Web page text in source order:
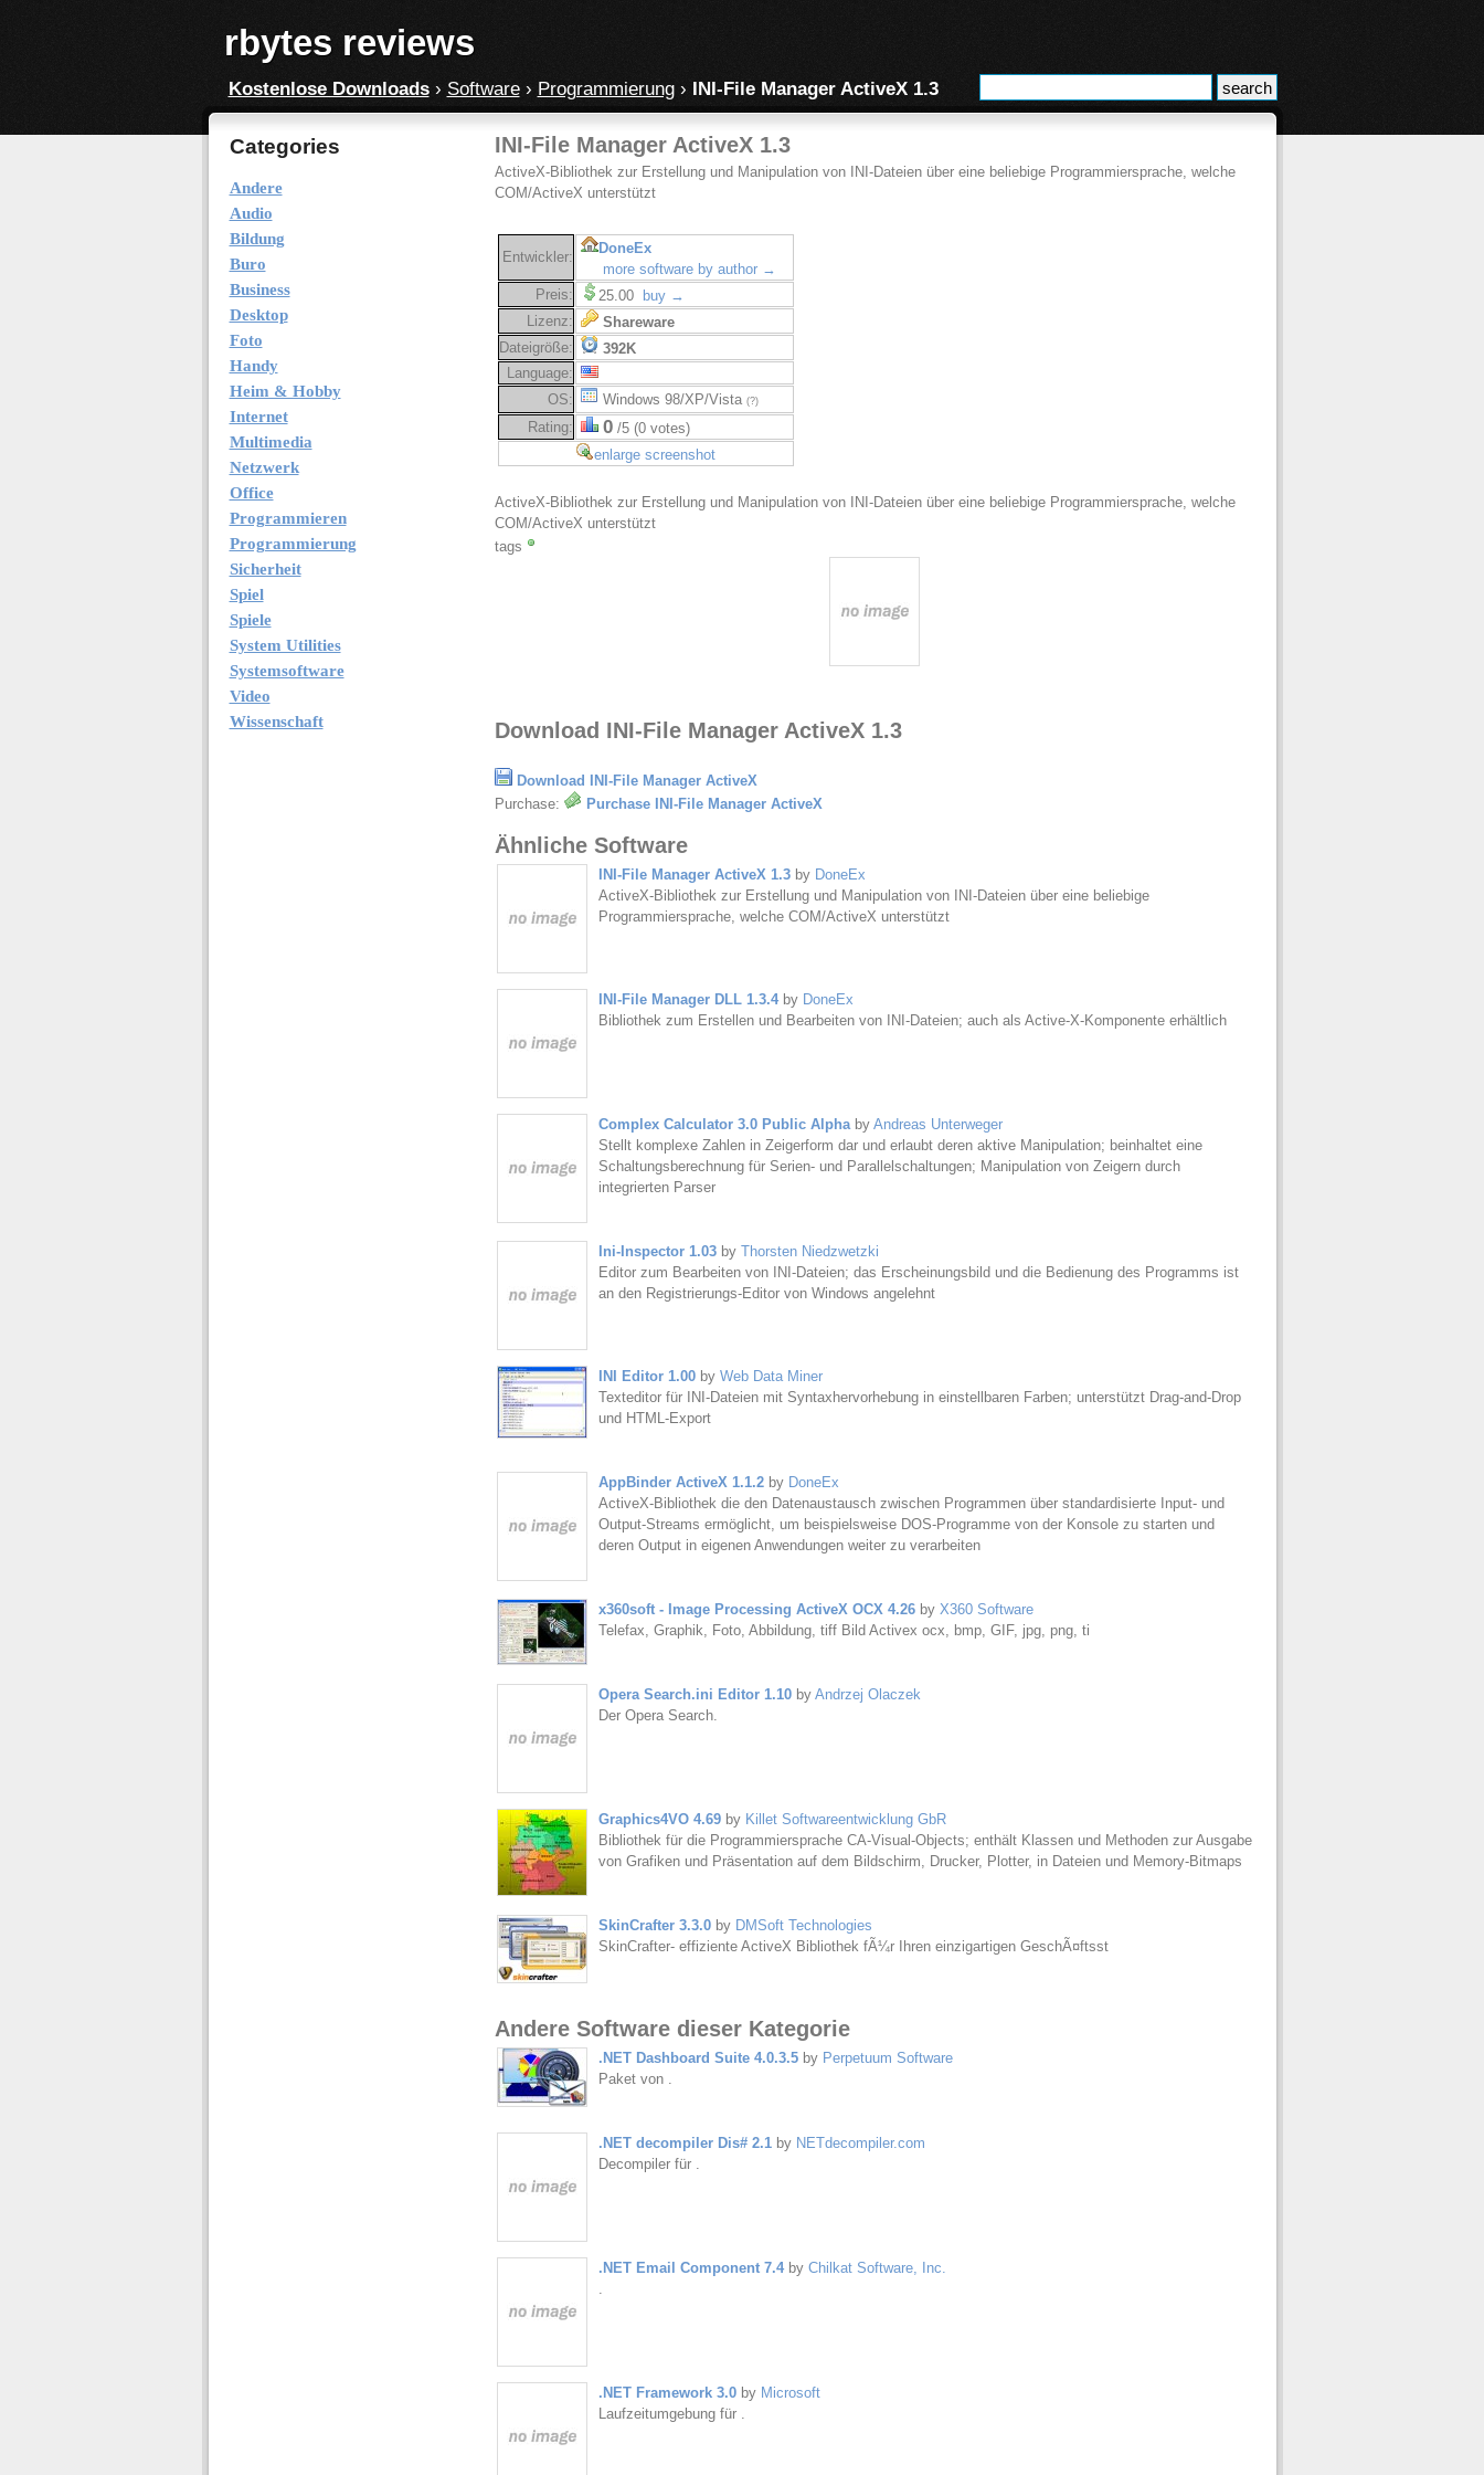
rbytes reviews
Kostenlose Downloads› Software› Programmierung› INI-File Manager ActiveX 1.3
Categories
Andere
Audio
Bildung
Buro
Business
Desktop
Foto
Handy
Heim & Hobby
Internet
Multimedia
Netzwerk
Office
Programmieren
Programmierung
Sicherheit
Spiel
Spiele
System Utilities
Systemsoftware
Video
Wissenschaft
INI-File Manager ActiveX 1.3
ActiveX-Bibliothek zur Erstellung und Manipulation von INI-Dateien über eine beliebige Programmiersprache, welche
COM/ActiveX unterstützt
Entwickler:
DoneEx
more software by author →
Preis:
25.00
buy →
Lizenz:
Shareware
Dateigröße:
392K
Language:
OS:
Windows 98/XP/Vista (?)
Rating: 0/5 (0 votes)
enlarge screenshot
ActiveX-Bibliothek zur Erstellung und Manipulation von INI-Dateien über eine beliebige Programmiersprache, welche
COM/ActiveX unterstützt
tags
Download INI-File Manager ActiveX 1.3
Download INI-File Manager ActiveX
Purchase:
Purchase INI-File Manager ActiveX
Ähnliche Software
INI-File Manager ActiveX 1.3by DoneEx
ActiveX-Bibliothek zur Erstellung und Manipulation von INI-Dateien über eine beliebige
Programmiersprache, welche COM/ActiveX unterstützt
INI-File Manager DLL 1.3.4by DoneEx
Bibliothek zum Erstellen und Bearbeiten von INI-Dateien; auch als Active-X-Komponente erhältlich
Complex Calculator 3.0 Public Alphaby Andreas Unterweger
Stellt komplexe Zahlen in Zeigerform dar und erlaubt deren aktive Manipulation; beinhaltet eine
Schaltungsberechnung für Serien- und Parallelschaltungen; Manipulation von Zeigern durch
integrierten Parser
Ini-Inspector 1.03by Thorsten Niedzwetzki
Editor zum Bearbeiten von INI-Dateien; das Erscheinungsbild und die Bedienung des Programms ist
an den Registrierungs-Editor von Windows angelehnt
INI Editor 1.00by Web Data Miner
Texteditor für INI-Dateien mit Syntaxhervorhebung in einstellbaren Farben; unterstützt Drag-and-Drop
und HTML-Export
AppBinder ActiveX 1.1.2by DoneEx
ActiveX-Bibliothek die den Datenaustausch zwischen Programmen über standardisierte Input- und
Output-Streams ermöglicht, um beispielsweise DOS-Programme von der Konsole zu starten und
deren Output in eigenen Anwendungen weiter zu verarbeiten
x360soft - Image Processing ActiveX OCX 4.26by X360 Software
Telefax, Graphik, Foto, Abbildung, tiff Bild Activex ocx, bmp, GIF, jpg, png, ti
Opera Search.ini Editor 1.10by Andrzej Olaczek
Der Opera Search.
Graphics4VO 4.69by Killet Softwareentwicklung GbR
Bibliothek für die Programmiersprache CA-Visual-Objects; enthält Klassen und Methoden zur Ausgabe
von Grafiken und Präsentation auf dem Bildschirm, Drucker, Plotter, in Dateien und Memory-Bitmaps
SkinCrafter 3.3.0by DMSoft Technologies
SkinCrafter- effiziente ActiveX Bibliothek fÃ¼r Ihren einzigartigen GeschÃ¤ftsst
Andere Software dieser Kategorie
.NET Dashboard Suite 4.0.3.5by Perpetuum Software
Paket von .
.NET decompiler Dis# 2.1by NETdecompiler.com
Decompiler für .
.NET Email Component 7.4by Chilkat Software, Inc.
.
.NET Framework 3.0by Microsoft
Laufzeitumgebung für .